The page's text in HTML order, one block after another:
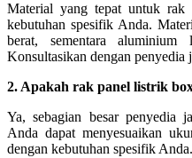
Material yang tepat untuk rak
kebutuhan spesifik Anda.
berat, sementara
Konsultasikan dengan penyedia
2. Apakah rak panel listrik
Ya, sebagian besar penyedia
Anda dapat menyesuaikan
dengan kebutuhan spesifik Anda.